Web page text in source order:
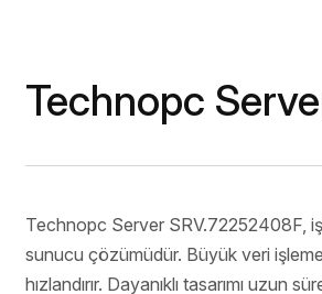
Rugged El
Network
Biyometrik Ürünler
Technopc
Technopc Server SRV.72252408F,
sunucu çözümüdür. Büyük veri
hızlandırır. Dayanıklı tasarımı uzun